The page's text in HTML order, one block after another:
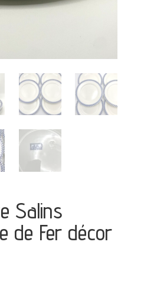
Salins
de Fer décor